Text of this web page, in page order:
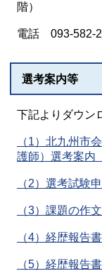
階）
電話 093-582-
選考案内等
下記よりダウン
（1）北九州市
護師）選考案内
（2）選考試験
（3）課題の作
（4）経歴報告
（5）経歴報告